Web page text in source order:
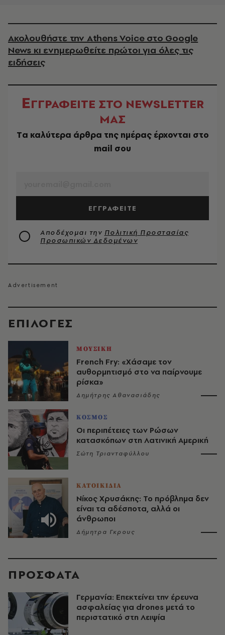
EΠΙΛΟΓΈΣ
ΜΟΥΣΙΚΗ
French Fry: «Χάσαμε τον
αυθορμητισμό στο να παίρνουμε
ρίσκα»
Δημήτρης Αθανασιάδης
ΚΟΣΜΟΣ
Οι περιπέτειες των Ρώσων
κατασκόπων στη Λατινική Αμερική
Σώτη Τριανταφύλλου
ΚΑΤΟΙΚΙΔΙΑ
Νίκος Χρυσάκης: Το πρόβλημα δεν
είναι τα αδέσποτα, αλλά οι
άνθρωποι
Δήμητρα Γκρους
Ακολουθήστε την Athens Voice στο Google
News κι ενημερωθείτε πρώτοι για όλες τις
ειδήσεις
ΕΓΓΡΑΦΕΙΤΕ ΣΤΟ NEWSLETTER
ΜΑΣ
Tα καλύτερα άρθρα της ημέρας έρχονται στο
mail σου
ΕΓΓΡΑΦΕΙΤΕ
Αποδέχομαι την Πολιτική Προστασίας
Προσωπικών Δεδομένων
ΠΡΟΣΦΑΤΑ
Γερμανία: Επεκτείνει την έρευνα
ασφαλείας για drones μετά το
περιστατικό στη Λειψία